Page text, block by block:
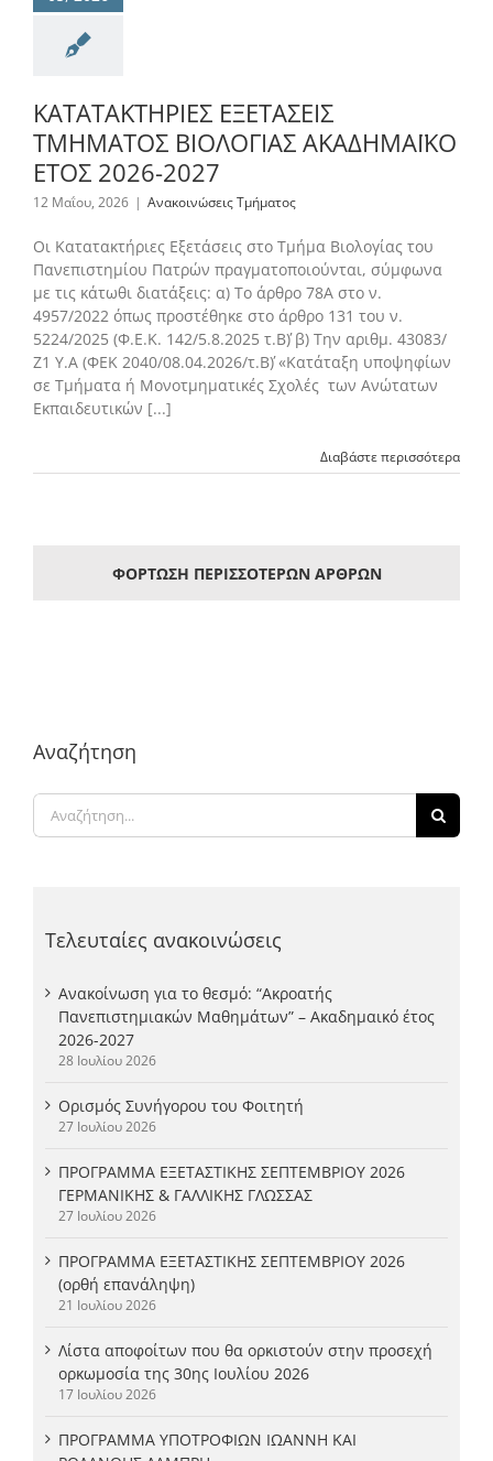
ΚΑΤΑΤΑΚΤΗΡΙΕΣ ΕΞΕΤΑΣΕΙΣ
ΤΜΗΜΑΤΟΣ ΒΙΟΛΟΓΙΑΣ ΑΚΑΔΗΜΑΪΚΟ
ΕΤΟΣ 2026-2027
12 Μαΐου, 2026 | Ανακοινώσεις Τμήματος
Οι Kατατακτήριες Εξετάσεις στο Τμήμα Βιολογίας του
Πανεπιστημίου Πατρών πραγματοποιούνται, σύμφωνα
με τις κάτωθι διατάξεις: α) Το άρθρο 78Α στο ν.
4957/2022 όπως προστέθηκε στο άρθρο 131 του ν.
5224/2025 (Φ.Ε.Κ. 142/5.8.2025 τ.Β΄) β) Την αριθμ. 43083/
Ζ1 Υ.Α (ΦΕΚ 2040/08.04.2026/τ.Β΄) «Κατάταξη υποψηφίων
σε Τμήματα ή Μονοτμηματικές Σχολές των Ανώτατων
Εκπαιδευτικών [...]
Διαβάστε περισσότερα
ΦΌΡΤΩΣΗ ΠΕΡΙΣΣΌΤΕΡΩΝ ΆΡΘΡΩΝ
Αναζήτηση
Αναζήτηση
για:
Τελευταίες ανακοινώσεις
Ανακοίνωση για το θεσμό: “Ακροατής
Πανεπιστημιακών Μαθημάτων” – Ακαδημαικό έτος
2026-2027
28 Ιουλίου 2026
Ορισμός Συνήγορου του Φοιτητή
27 Ιουλίου 2026
ΠΡΟΓΡΑΜΜΑ ΕΞΕΤΑΣΤΙΚΗΣ ΣΕΠΤΕΜΒΡΙΟΥ 2026
ΓΕΡΜΑΝΙΚΗΣ & ΓΑΛΛΙΚΗΣ ΓΛΩΣΣΑΣ
27 Ιουλίου 2026
ΠΡΟΓΡΑΜΜΑ ΕΞΕΤΑΣΤΙΚΗΣ ΣΕΠΤΕΜΒΡΙΟΥ 2026
(ορθή επανάληψη)
21 Ιουλίου 2026
Λίστα αποφοίτων που θα ορκιστούν στην προσεχή
ορκωμοσία της 30ης Ιουλίου 2026
17 Ιουλίου 2026
ΠΡΟΓΡΑΜΜΑ ΥΠΟΤΡΟΦΙΩΝ ΙΩΑΝΝΗ ΚΑΙ